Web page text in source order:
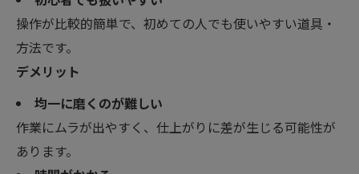
操作が比較的簡単で、初めての人でも使いやすい道具・
方法です。
デメリット
均一に磨くのが難しい
作業にムラが出やすく、仕上がりに差が生じる可能性が
あります。